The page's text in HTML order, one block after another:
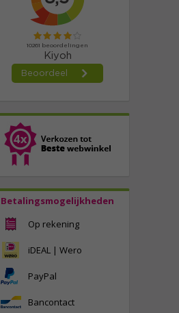
Betalingsmogelijkheden
Op rekening
iDEAL | Wero
PayPal
Bancontact